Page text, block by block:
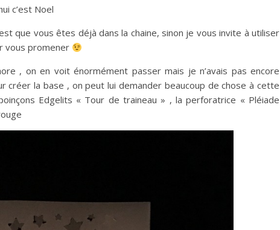
c’est Noel
que vous êtes déjà dans la chaine, sinon je vous invite à utiliser
vous promener
, on en voit énormément passer mais je n’avais pas encore
créer la base , on peut lui demander beaucoup de chose à cette
Edgelits « Tour de traineau » , la perforatrice « Pléiade